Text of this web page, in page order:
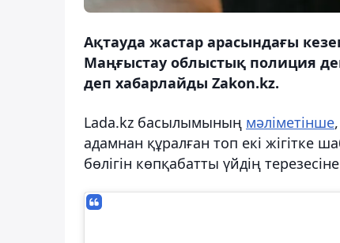
Ақтауда жастар арасындағы
Маңғыстау облыстық полиция
деп хабарлайды Zakon.kz.
Lada.kz басылымының мәліметінше
адамнан құралған топ екі жігітке
бөлігін көпқабатты үйдің